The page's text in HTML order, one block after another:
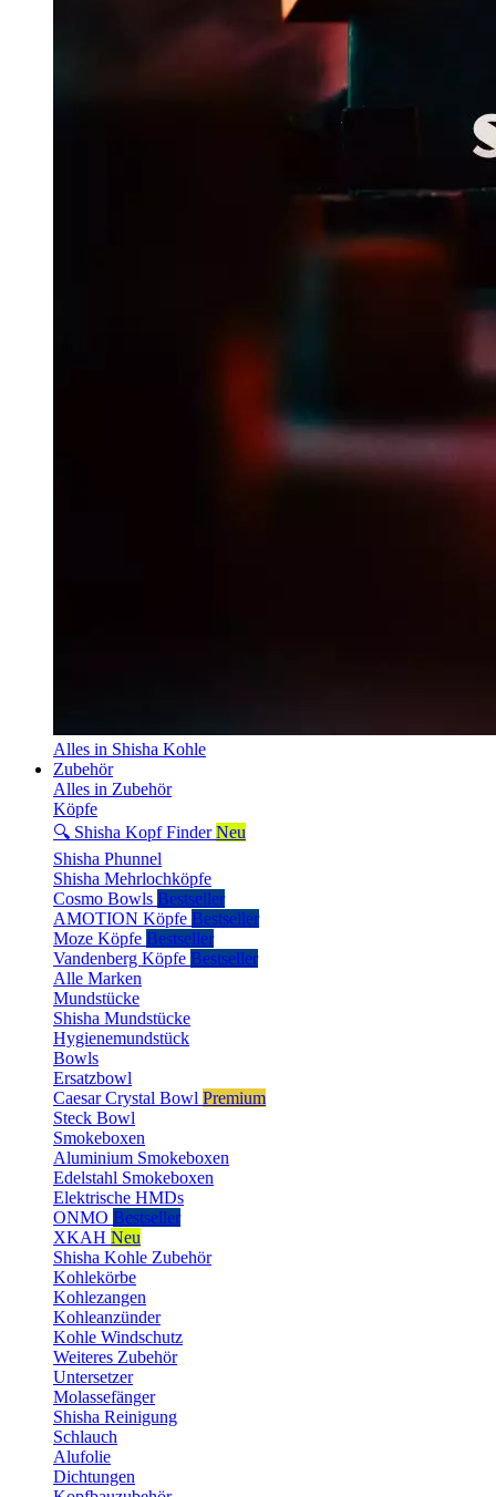
Alles in Shisha Kohle
Zubehör
Alles in Zubehör
Köpfe
🔍 Shisha Kopf Finder Neu
Shisha Phunnel
Shisha Mehrlochköpfe
Cosmo Bowls Bestseller
AMOTION Köpfe Bestseller
Moze Köpfe Bestseller
Vandenberg Köpfe Bestseller
Alle Marken
Mundstücke
Shisha Mundstücke
Hygienemundstück
Bowls
Ersatzbowl
Caesar Crystal Bowl Premium
Steck Bowl
Smokeboxen
Aluminium Smokeboxen
Edelstahl Smokeboxen
Elektrische HMDs
ONMO Bestseller
XKAH Neu
Shisha Kohle Zubehör
Kohlekörbe
Kohlezangen
Kohleanzünder
Kohle Windschutz
Weiteres Zubehör
Untersetzer
Molassefänger
Shisha Reinigung
Schlauch
Alufolie
Dichtungen